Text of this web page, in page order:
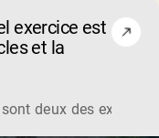
exercice est
et la
deux des